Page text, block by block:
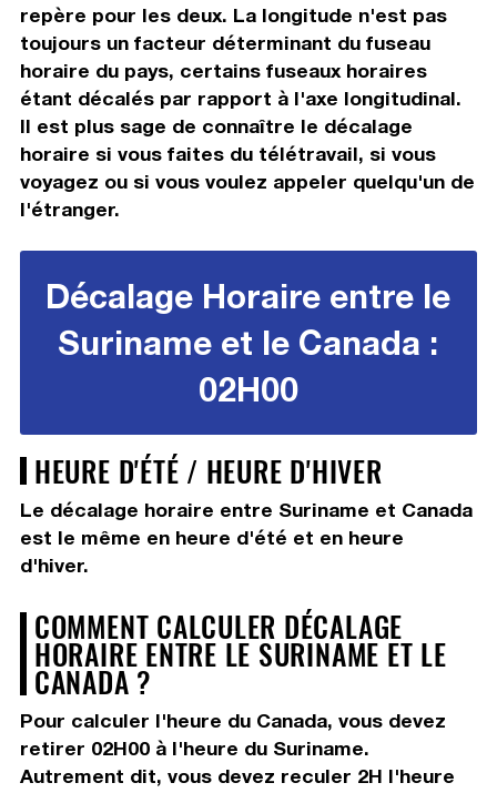
repère pour les deux. La longitude n'est pas
toujours un facteur déterminant du fuseau
horaire du pays, certains fuseaux horaires
étant décalés par rapport à l'axe longitudinal.
Il est plus sage de connaître le décalage
horaire si vous faites du télétravail, si vous
voyagez ou si vous voulez appeler quelqu'un de
l'étranger.
Décalage Horaire entre le
Suriname et le Canada :
02H00
HEURE D'ÉTÉ / HEURE D'HIVER
Le décalage horaire entre Suriname et Canada
est le même en heure d'été et en heure
d'hiver.
COMMENT CALCULER DÉCALAGE
HORAIRE ENTRE LE SURINAME ET LE
CANADA ?
Pour calculer l'heure du Canada, vous devez
retirer 02H00à l'heure du Suriname.
Autrement dit, vous devez reculer 2H l'heure